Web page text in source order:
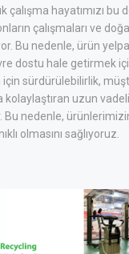
çalışma hayatımızı bu
çalışmaları ve
Bu nedenle, ürün
dostu hale getirmek
sürdürülebilirlik,
uzun
Bu nedenle,
olmasını sağlıyoruz.